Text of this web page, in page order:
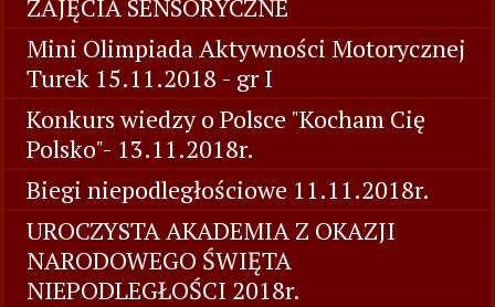
ZAJĘCIA SENSORYCZNE
Mini Olimpiada Aktywności Motorycznej
Turek 15.11.2018 - gr I
Konkurs wiedzy o Polsce "Kocham Cię
Polsko"- 13.11.2018r.
Biegi niepodległościowe 11.11.2018r.
UROCZYSTA AKADEMIA Z OKAZJI
NARODOWEGO ŚWIĘTA
NIEPODLEGŁOŚCI 2018r.